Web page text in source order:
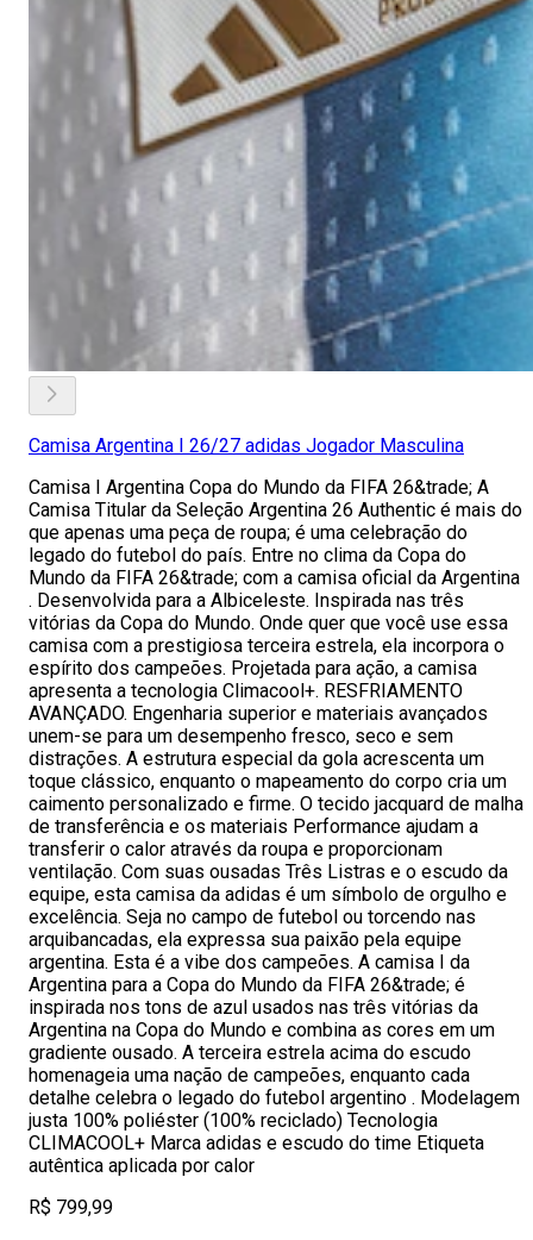
Camisa Argentina I 26/27 adidas Jogador Masculina
Camisa I Argentina Copa do Mundo da FIFA 26&trade; A
Camisa Titular da Seleção Argentina 26 Authentic é mais do
que apenas uma peça de roupa; é uma celebração do
legado do futebol do país. Entre no clima da Copa do
Mundo da FIFA 26&trade; com a camisa oficial da Argentina
. Desenvolvida para a Albiceleste. Inspirada nas três
vitórias da Copa do Mundo. Onde quer que você use essa
camisa com a prestigiosa terceira estrela, ela incorpora o
espírito dos campeões. Projetada para ação, a camisa
apresenta a tecnologia Climacool+. RESFRIAMENTO
AVANÇADO. Engenharia superior e materiais avançados
unem-se para um desempenho fresco, seco e sem
distrações. A estrutura especial da gola acrescenta um
toque clássico, enquanto o mapeamento do corpo cria um
caimento personalizado e firme. O tecido jacquard de malha
de transferência e os materiais Performance ajudam a
transferir o calor através da roupa e proporcionam
ventilação. Com suas ousadas Três Listras e o escudo da
equipe, esta camisa da adidas é um símbolo de orgulho e
excelência. Seja no campo de futebol ou torcendo nas
arquibancadas, ela expressa sua paixão pela equipe
argentina. Esta é a vibe dos campeões. A camisa I da
Argentina para a Copa do Mundo da FIFA 26&trade; é
inspirada nos tons de azul usados nas três vitórias da
Argentina na Copa do Mundo e combina as cores em um
gradiente ousado. A terceira estrela acima do escudo
homenageia uma nação de campeões, enquanto cada
detalhe celebra o legado do futebol argentino . Modelagem
justa 100% poliéster (100% reciclado) Tecnologia
CLIMACOOL+ Marca adidas e escudo do time Etiqueta
autêntica aplicada por calor
R$ 799,99